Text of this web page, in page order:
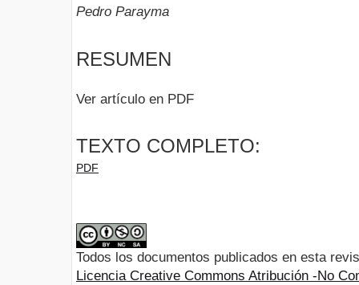
Pedro Parayma
RESUMEN
Ver artículo en PDF
TEXTO COMPLETO:
PDF
Todos los documentos publicados en esta
Licencia Creative Commons Atribución -No